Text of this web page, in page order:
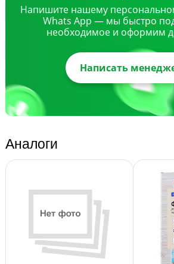
Напишите нашему
Whats App — мы быстро
необходимое и оформим
Написать
Аналоги